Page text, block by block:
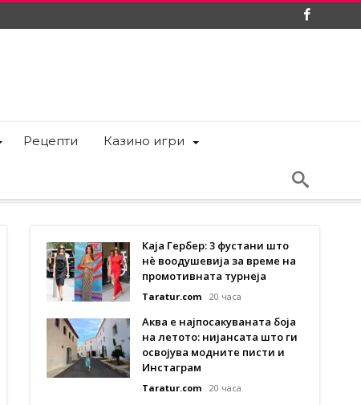
Рецепти Казино игри
Каја Гербер: 3 фустани што
нè воодушевија за време на
промотивната турнеја
Taratur.com 20 часа
Аква е најпосакуваната боја
на летото: нијансата што ги
освојува модните писти и
Инстаграм
Taratur.com 20 часа